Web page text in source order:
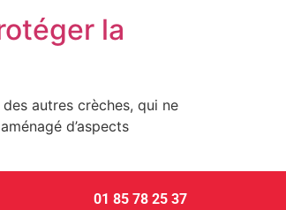
la
autres crèches, qui ne
d’aspects
01 85 78 25 37